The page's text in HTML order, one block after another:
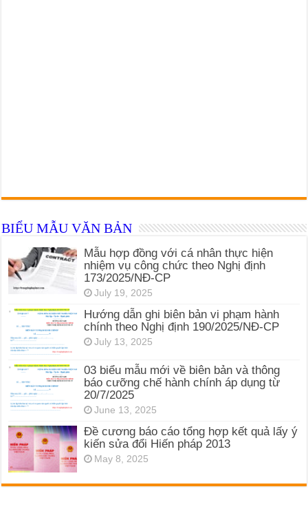
BIỂU MẪU VĂN BẢN
Mẫu hợp đồng với cá nhân thực hiện
nhiệm vụ công chức theo Nghị định
173/2025/NĐ-CP
July 19, 2025
Hướng dẫn ghi biên bản vi phạm hành
chính theo Nghị định 190/2025/NĐ-CP
July 13, 2025
03 biểu mẫu mới về biên bản và thông
báo cưỡng chế hành chính áp dụng từ
20/7/2025
June 13, 2025
Đề cương báo cáo tổng hợp kết quả lấy ý
kiến sửa đổi Hiến pháp 2013
May 8, 2025